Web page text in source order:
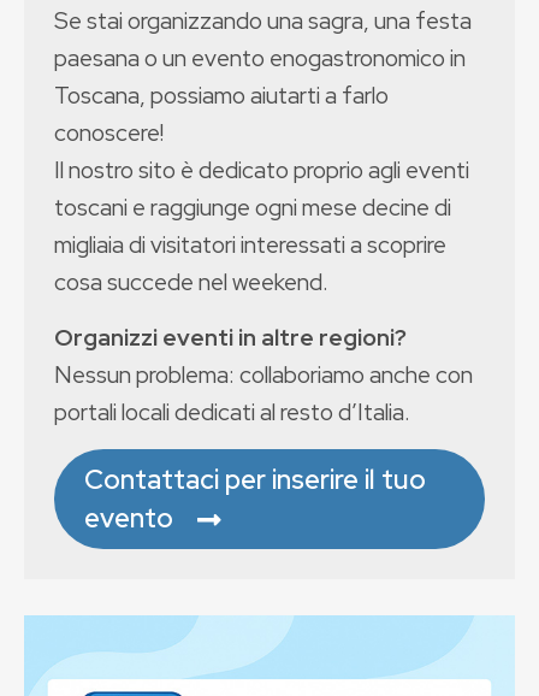
Se stai organizzando una sagra, una festa
paesana o un evento enogastronomico in
Toscana, possiamo aiutarti a farlo
conoscere!
Il nostro sito è dedicato proprio agli eventi
toscani e raggiunge ogni mese decine di
migliaia di visitatori interessati a scoprire
cosa succede nel weekend.
Organizzi eventi in altre regioni?
Nessun problema: collaboriamo anche con
portali locali dedicati al resto d’Italia.
Contattaci per inserire il tuo
evento